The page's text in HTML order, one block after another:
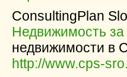
ConsultingPlan
Недвижимость
недвижимости в
http://www.cps-